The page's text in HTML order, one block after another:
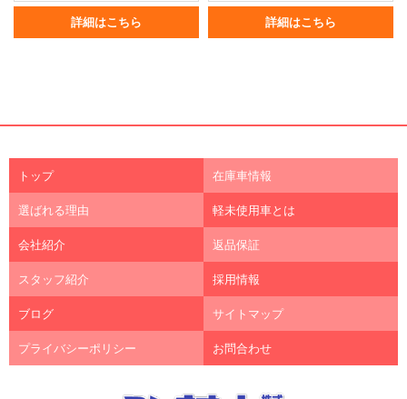
詳細はこちら 詳細はこちら
トップ 在庫車情報
選ばれる理由 軽未使用車とは
会社紹介 返品保証
スタッフ紹介 採用情報
ブログ サイトマップ
プライバシーポリシー お問合わせ